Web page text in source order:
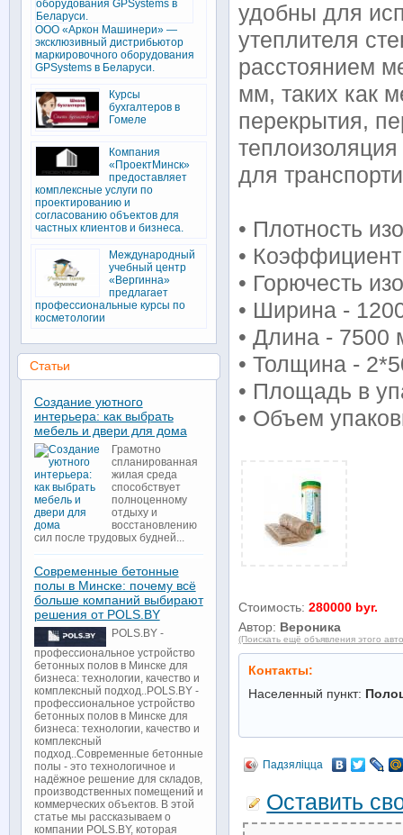
удобны для
утеплителя
расстоянием
мм, таких как
перекрытия,
для
• Плотность
•
• Горючесть
• Ширина -
• Длина - 7500
• Толщина -
• Площадь в
• Объем
Стоимость:280000 byr.
Автор: Вероника
(Поискать ещё объявления этого
Контакты:
Населенный пункт:
Падзяліцца
Оставить
ООО «Аркон Машинери» —
эксклюзивный дистрибьютор
маркировочного оборудования
GPSystems в Беларуси.
Курсы
бухгалтеров в
Гомеле
Компания
«ПроектМинск»
предоставляет
комплексные услуги по
проектированию и
согласованию объектов для
частных клиентов и бизнеса.
Международный
учебный центр
«Вергинна»
предлагает
профессиональные курсы по
косметологии
Статьи
Создание уютного
интерьера: как выбрать
мебель и двери для дома
Грамотно
спланированная
жилая среда
способствует
полноценному
отдыху и
восстановлению
сил после трудовых будней...
Современные бетонные
полы в Минске: почему всё
больше компаний выбирают
решения от POLS.BY
POLS.BY -
профессиональное устройство
бетонных полов в Минске для
бизнеса: технологии, качество и
комплексный подход..POLS.BY -
профессиональное устройство
бетонных полов в Минске для
бизнеса: технологии, качество и
комплексный
подход..Современные бетонные
полы - это технологичное и
надёжное решение для складов,
производственных помещений и
коммерческих объектов. В этой
статье мы рассказываем о
компании POLS.BY, которая